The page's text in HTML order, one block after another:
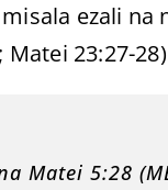
ezali na
Matei 23:27-
Matei 5:28